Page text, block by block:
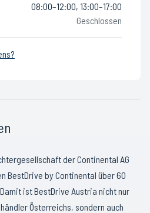
08:00–12:00, 13:00–17:00
Geschlossen
der Continental AG
BestDrive by Continental über 60
ist BestDrive Austria nicht nur
Österreichs, sondern auch